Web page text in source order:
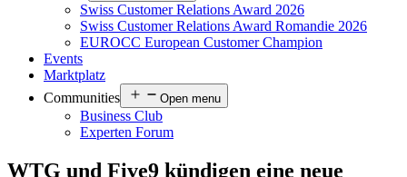
Swiss Customer Relations Award 2026
Swiss Customer Relations Award Romandie 2026
EUROCC European Customer Champion
Events
Marktplatz
Communities
Open menu
Business Club
Experten Forum
WTG und Five9 kündigen eine neue